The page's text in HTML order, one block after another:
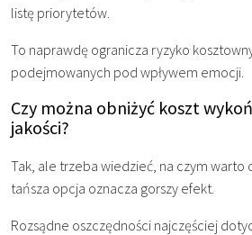
listę priorytetów.
To naprawdę ogranicza ryzyko
podejmowanych pod wpływem emocji.
Czy można obniżyć koszt
jakości?
Tak, ale trzeba wiedzieć, na czym warto
tańsza opcja oznacza gorszy efekt.
Rozsądne oszczędności najczęściej